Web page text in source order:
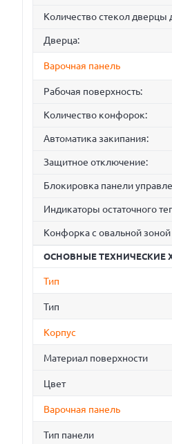
Количество стекол дверцы
Дверца:
Варочная панель
Рабочая поверхность:
Количество конфорок:
Автоматика закипания:
Защитное отключение:
Блокировка панели
Индикаторы остаточного
Конфорка с овальной зоной
ОСНОВНЫЕ ТЕХНИЧЕСКИЕ
Тип
Тип
Корпус
Материал поверхности
Цвет
Варочная панель
Тип панели